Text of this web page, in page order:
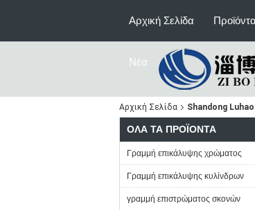
Αρχική Σελίδα Προϊόντα
Νέα
Αρχική Σελίδα Shandong
ΌΛΑ ΤΑ ΠΡΟΪΌΝΤΑ
Γραμμή επικάλυψης χρώματος
Γραμμή επικάλυψης κυλίνδρων
γραμμή επιστρώματος σκονών